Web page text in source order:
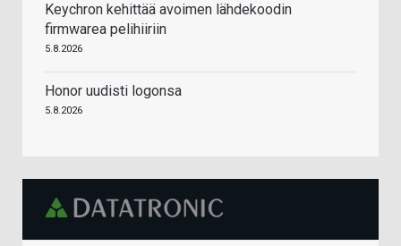
Keychron kehittää avoimen lähdekoodin
firmwarea pelihiiriin
5.8.2026
Honor uudisti logonsa
5.8.2026